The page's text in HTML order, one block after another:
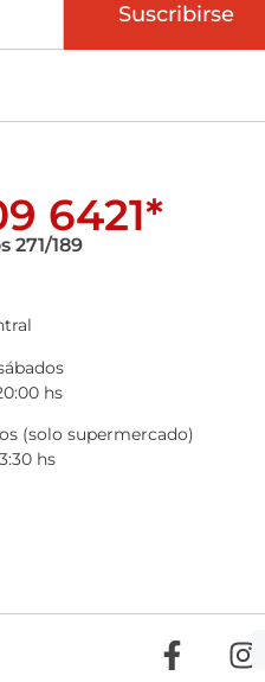
Suscribirse
6421*
271/189
hs
(solo supermercado)
hs